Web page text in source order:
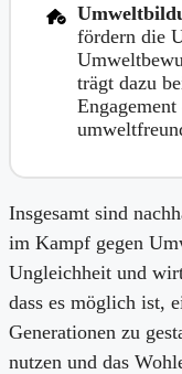
fördern die
trägt dazu
Insgesamt sind
im Kampf gegen
Ungleichheit und
dass es möglich ist,
Generationen zu
nutzen und das